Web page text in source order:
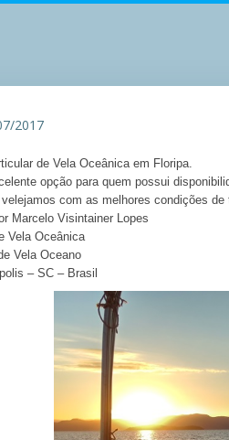
2017
de Vela Oceânica em Floripa.
opção para quem possui
com as melhores condições
Marcelo Visintainer Lopes
Vela Oceânica
Vela Oceano
– SC – Brasil